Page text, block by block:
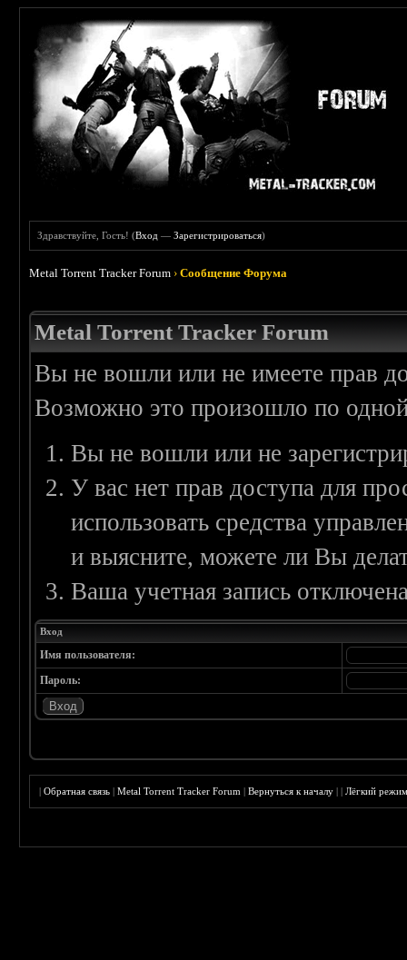
Здравствуйте, Гость! (Вход —Зарегистрироваться)
Metal Torrent Tracker Forum ›Сообщение Форума
Metal Torrent Tracker Forum
Вы не вошли или не имеете прав
Возможно это произошло по
Вы не вошли или не
У вас нет прав доступа для
использовать средства
и выясните, можете ли Вы
Ваша учетная запись
Вход
Имя пользователя:
Пароль:
|Обратная связь |Metal Torrent Tracker Forum |Вернуться к началу ||Лёгкий